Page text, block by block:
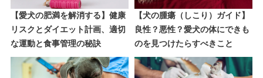
【愛犬の肥満を解消する】健康
リスクとダイエット計画、適切
な運動と食事管理の秘訣
【犬の腫瘍（しこり）ガイド】
良性？悪性？愛犬の体にできも
のを見つけたらすべきこと